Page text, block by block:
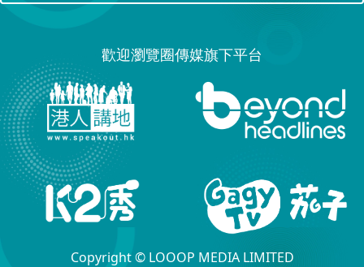
歡迎瀏覽圈傳媒旗下平台
Copyright © LOOOP MEDIA LIMITED